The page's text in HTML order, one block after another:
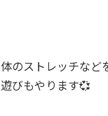
のストレッチなど
びもやります💞